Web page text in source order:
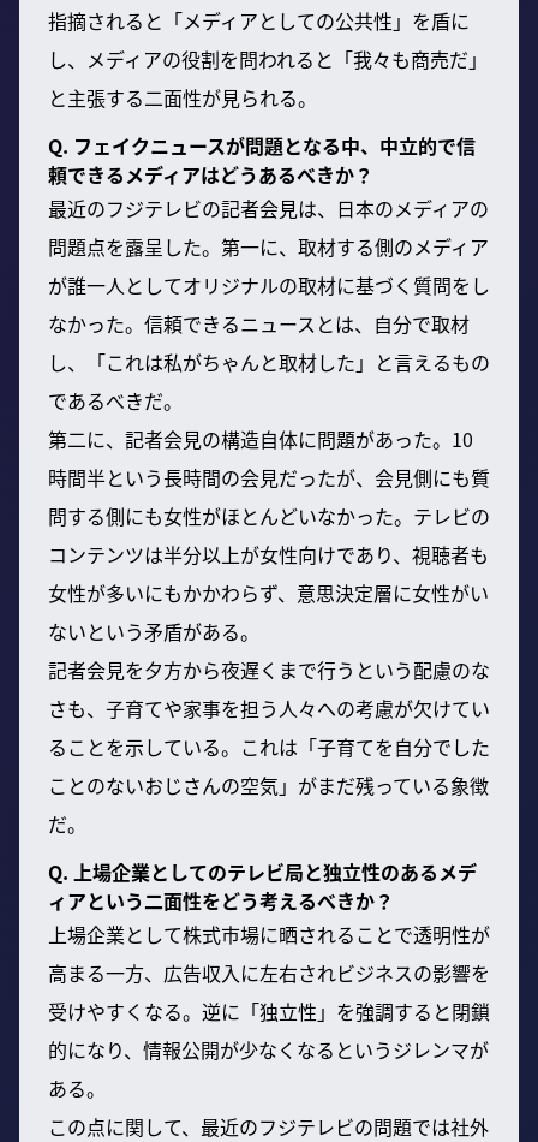
指摘されると「メディアとしての公共性」を盾に
し、メディアの役割を問われると「我々も商売だ」
と主張する二面性が見られる。
Q. フェイクニュースが問題となる中、中立的で信
頼できるメディアはどうあるべきか？
最近のフジテレビの記者会見は、日本のメディアの
問題点を露呈した。第一に、取材する側のメディア
が誰一人としてオリジナルの取材に基づく質問をし
なかった。信頼できるニュースとは、自分で取材
し、「これは私がちゃんと取材した」と言えるもの
であるべきだ。
第二に、記者会見の構造自体に問題があった。10
時間半という長時間の会見だったが、会見側にも質
問する側にも女性がほとんどいなかった。テレビの
コンテンツは半分以上が女性向けであり、視聴者も
女性が多いにもかかわらず、意思決定層に女性がい
ないという矛盾がある。
記者会見を夕方から夜遅くまで行うという配慮のな
さも、子育てや家事を担う人々への考慮が欠けてい
ることを示している。これは「子育てを自分でした
ことのないおじさんの空気」がまだ残っている象徴
だ。
Q. 上場企業としてのテレビ局と独立性のあるメデ
ィアという二面性をどう考えるべきか？
上場企業として株式市場に晒されることで透明性が
高まる一方、広告収入に左右されビジネスの影響を
受けやすくなる。逆に「独立性」を強調すると閉鎖
的になり、情報公開が少なくなるというジレンマが
ある。
この点に関して、最近のフジテレビの問題では社外